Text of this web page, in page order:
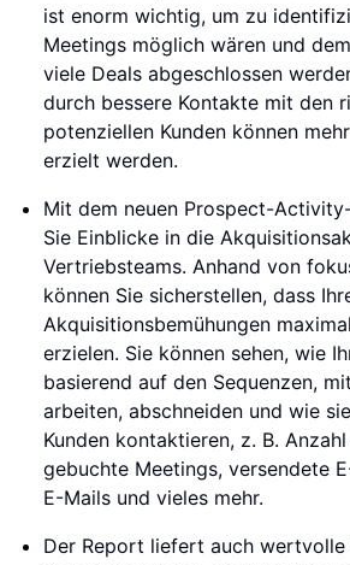
ist enorm wichtig, um zu
Meetings möglich wären und
viele Deals abgeschlossen
durch bessere Kontakte mit den
potenziellen Kunden können
erzielt werden.
Mit dem neuen Prospect-
Sie Einblicke in die
Vertriebsteams. Anhand von
können Sie sicherstellen, dass
Akquisitionsbemühungen
erzielen. Sie können sehen, wie
basierend auf den Sequenzen,
arbeiten, abschneiden und wie
Kunden kontaktieren, z. B.
gebuchte Meetings, versendete
E-Mails und vieles mehr.
Der Report liefert auch